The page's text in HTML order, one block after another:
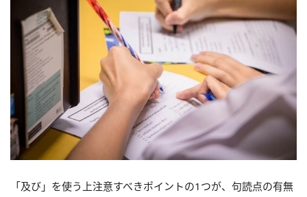
「及び」を使う上注意すべきポイントの1つが、句読点の有無